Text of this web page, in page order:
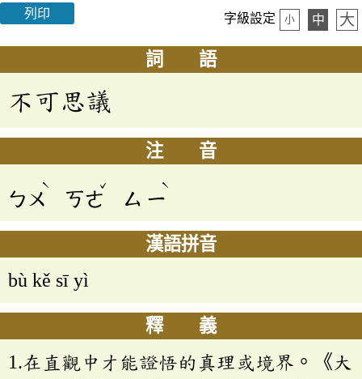
列印 字級設定 小 中 大
詞 語
不可思議
注 音
ㄅㄨ
ˋ
ㄎㄜ
ˇ
ㄙ ㄧ
ˋ
漢語拼音
bù kě sī yì
釋 義
1.在直觀中才能證悟的真理或境界。《大